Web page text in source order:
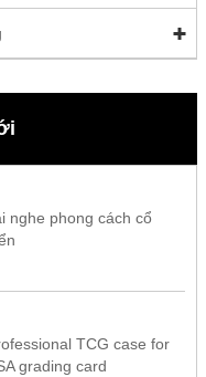
nghe phong cách cổ
TCG case for
grading card